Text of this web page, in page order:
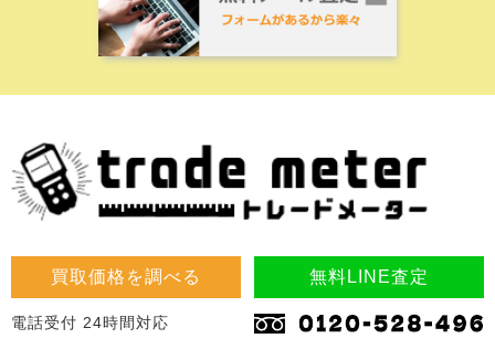
買取価格を調べる 無料LINE査定
電話受付 24時間対応